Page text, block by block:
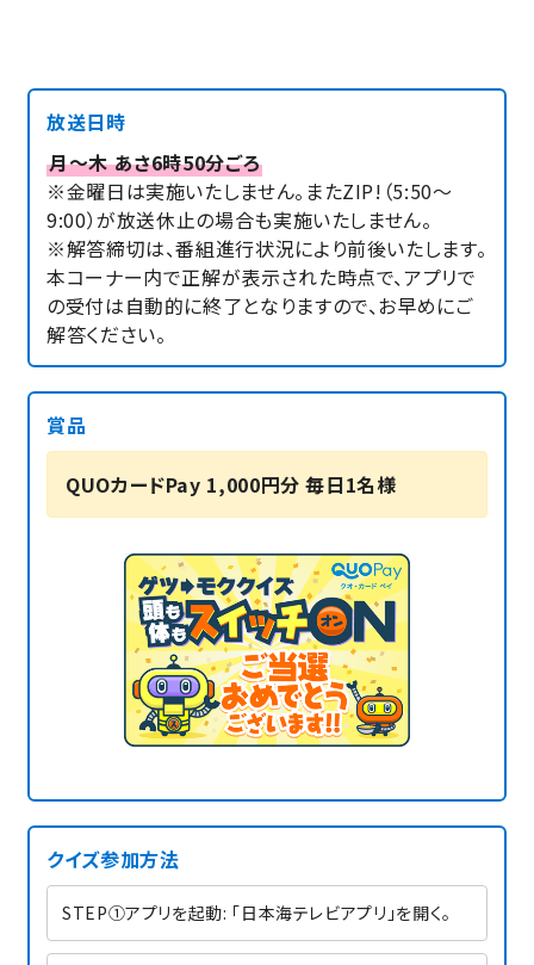
放送日時
月～木 あさ6時50分ごろ
※金曜日は実施いたしません。またZIP!（5:50～
9:00）が放送休止の場合も実施いたしません。
※解答締切は、番組進行状況により前後いたします。
本コーナー内で正解が表示された時点で、アプリで
の受付は自動的に終了となりますので、お早めにご
解答ください。
賞品
QUOカードPay 1,000円分 毎日1名様
クイズ参加方法
STEP①アプリを起動: 「日本海テレビアプリ」を開く。